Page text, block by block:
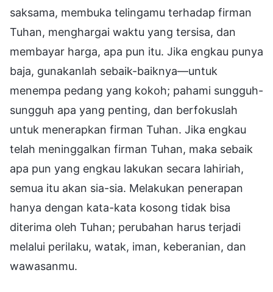
saksama, membuka telingamu terhadap firman
Tuhan, menghargai waktu yang tersisa, dan
membayar harga, apa pun itu. Jika engkau punya
baja, gunakanlah sebaik-baiknya—untuk
menempa pedang yang kokoh; pahami sungguh-
sungguh apa yang penting, dan berfokuslah
untuk menerapkan firman Tuhan. Jika engkau
telah meninggalkan firman Tuhan, maka sebaik
apa pun yang engkau lakukan secara lahiriah,
semua itu akan sia-sia. Melakukan penerapan
hanya dengan kata-kata kosong tidak bisa
diterima oleh Tuhan; perubahan harus terjadi
melalui perilaku, watak, iman, keberanian, dan
wawasanmu.